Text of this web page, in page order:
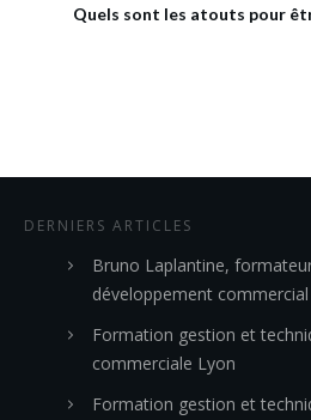
Quels sont les atouts pour
DERNIERS ARTICLES
Bruno Laplantine,
développement commercial
Formation gestion et
commerciale Lyon
Formation gestion et